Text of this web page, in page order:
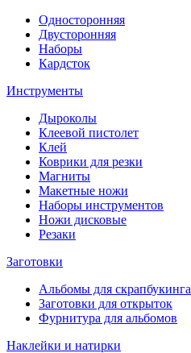
Односторонняя
Двусторонняя
Наборы
Кардсток
Инструменты
Дыроколы
Клеевой пистолет
Клей
Коврики для резки
Магниты
Макетные ножи
Наборы инструментов
Ножи дисковые
Резаки
Заготовки
Альбомы для скрапбукинга
Заготовки для открыток
Фурнитура для альбомов
Наклейки и натирки